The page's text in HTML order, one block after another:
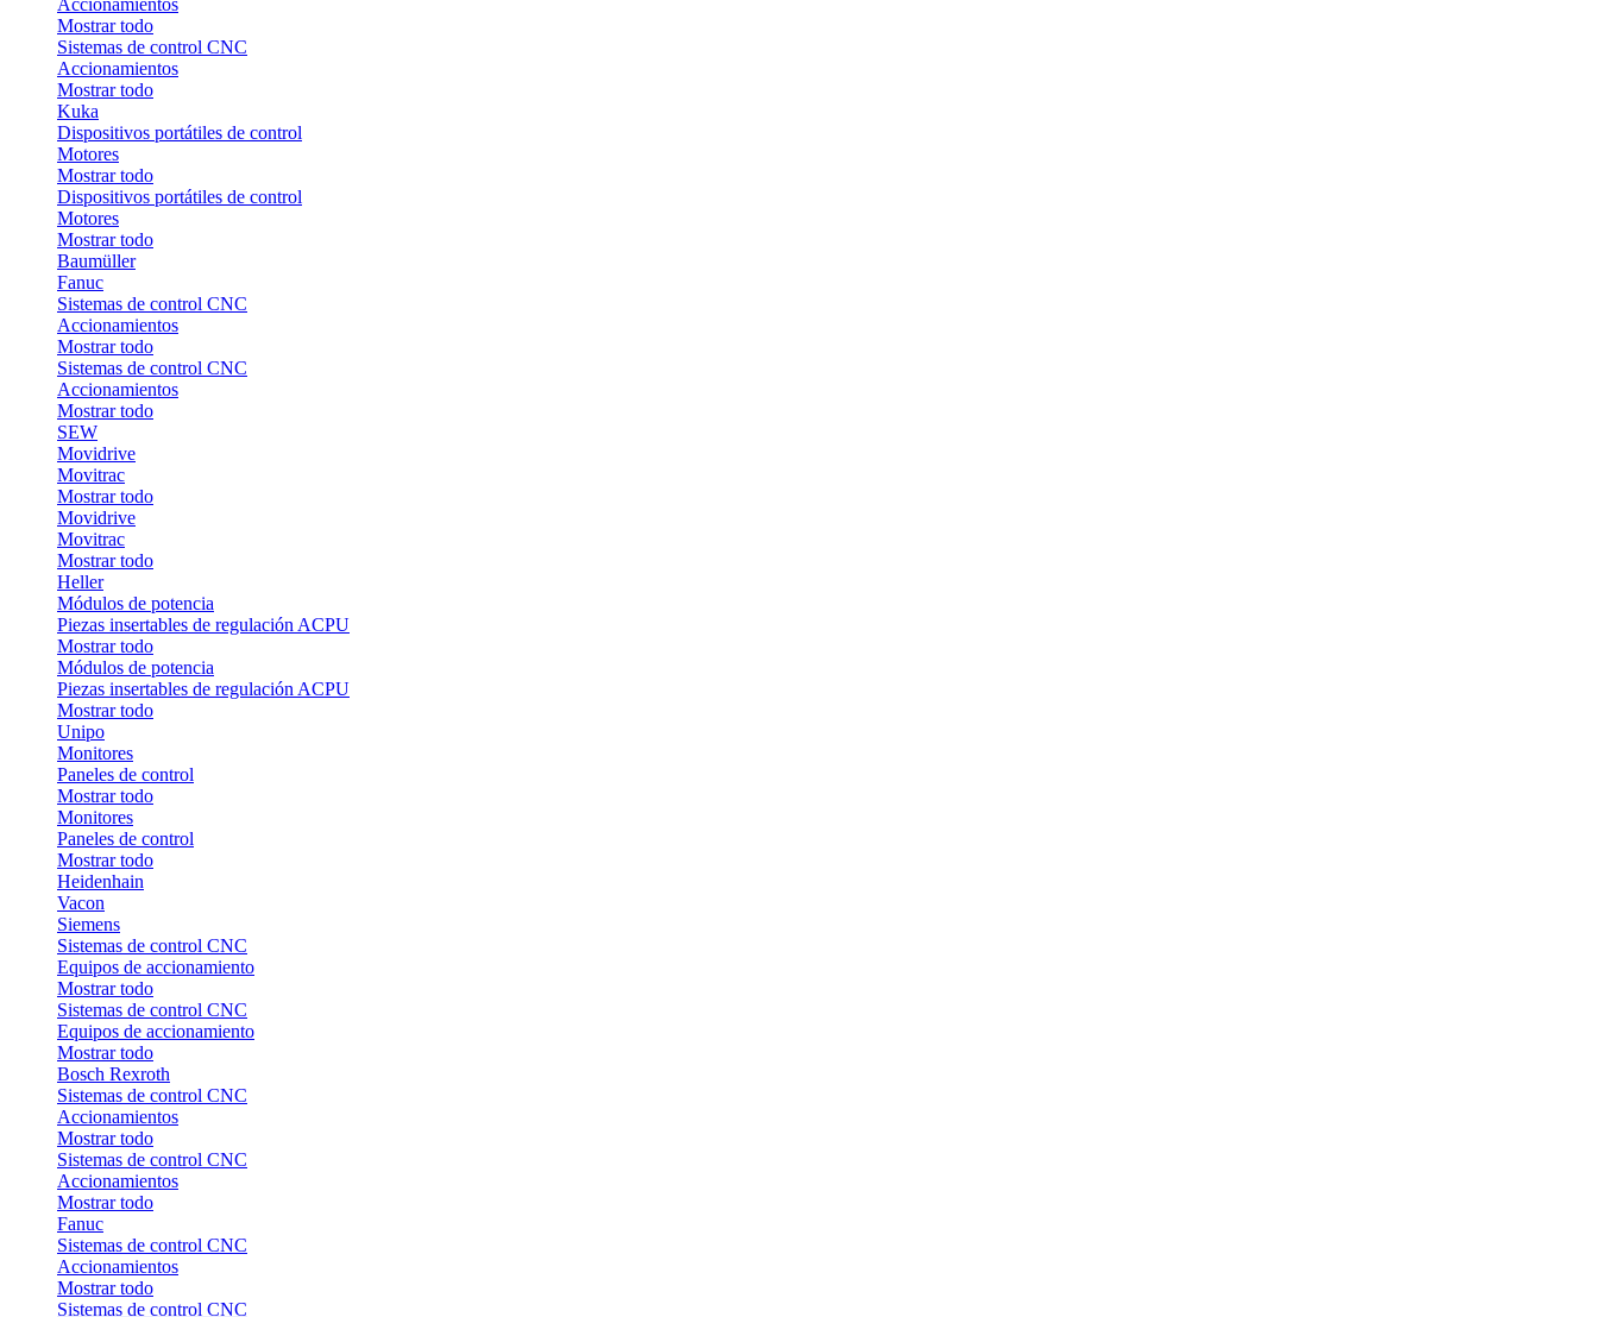
Accionamientos
Mostrar todo
Sistemas de control CNC
Accionamientos
Mostrar todo
Kuka
Dispositivos portátiles de control
Motores
Mostrar todo
Dispositivos portátiles de control
Motores
Mostrar todo
Baumüller
Fanuc
Sistemas de control CNC
Accionamientos
Mostrar todo
Sistemas de control CNC
Accionamientos
Mostrar todo
SEW
Movidrive
Movitrac
Mostrar todo
Movidrive
Movitrac
Mostrar todo
Heller
Módulos de potencia
Piezas insertables de regulación ACPU
Mostrar todo
Módulos de potencia
Piezas insertables de regulación ACPU
Mostrar todo
Unipo
Monitores
Paneles de control
Mostrar todo
Monitores
Paneles de control
Mostrar todo
Heidenhain
Vacon
Siemens
Sistemas de control CNC
Equipos de accionamiento
Mostrar todo
Sistemas de control CNC
Equipos de accionamiento
Mostrar todo
Bosch Rexroth
Sistemas de control CNC
Accionamientos
Mostrar todo
Sistemas de control CNC
Accionamientos
Mostrar todo
Fanuc
Sistemas de control CNC
Accionamientos
Mostrar todo
Sistemas de control CNC